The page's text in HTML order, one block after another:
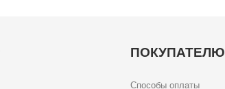
ПОКУПАТЕЛЮ
Способы оплаты